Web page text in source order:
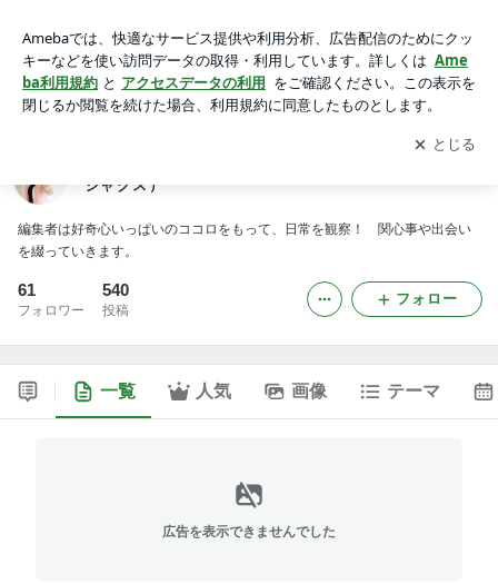
ス）
アプリをダウンロードして ブログの更新通知
を受け取りまし
ょう。
開く
ジャグス）
編集者は好奇心いっぱいのココロをもって、日常を観察！ 関心事や出会い
を綴っていきます。
61
フォロワー
540
投稿
フォロー
一覧 人気 画像 テーマ
広告を表示できませんでした